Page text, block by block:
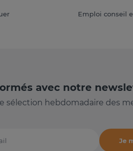
Emploi conseil
avec notre
sélection hebdomadaire des
Je